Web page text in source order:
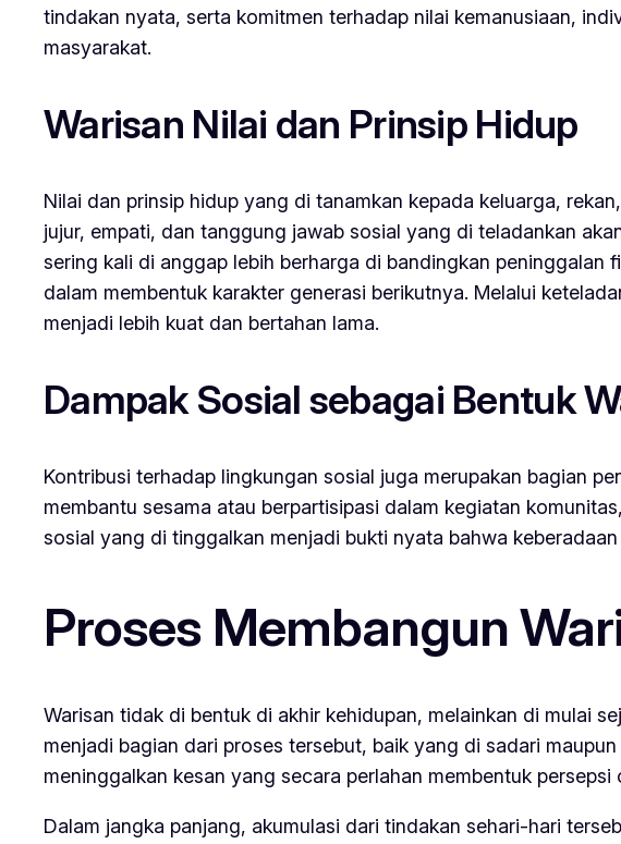
tindakan nyata, serta komitmen terhadap nilai kemanusiaan,
masyarakat.
Warisan Nilai dan Prinsip Hidup
Nilai dan prinsip hidup yang di tanamkan kepada keluarga,
jujur, empati, dan tanggung jawab sosial yang di teladankan
sering kali di anggap lebih berharga di bandingkan
dalam membentuk karakter generasi berikutnya. Melalui
menjadi lebih kuat dan bertahan lama.
Dampak Sosial sebagai Bentuk
Kontribusi terhadap lingkungan sosial juga merupakan bagian
membantu sesama atau berpartisipasi dalam kegiatan
sosial yang di tinggalkan menjadi bukti nyata bahwa
Proses Membangun
Warisan tidak di bentuk di akhir kehidupan, melainkan di mulai
menjadi bagian dari proses tersebut, baik yang di sadari
meninggalkan kesan yang secara perlahan membentuk persepsi
Dalam jangka panjang, akumulasi dari tindakan sehari-hari